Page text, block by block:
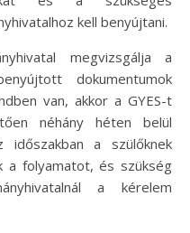
kell benyújtani.
megvizsgálja a
dokumentumok
van, akkor a GYES-t
néhány héten belül
a szülőknek
a folyamatot, és szükség
a kérelem